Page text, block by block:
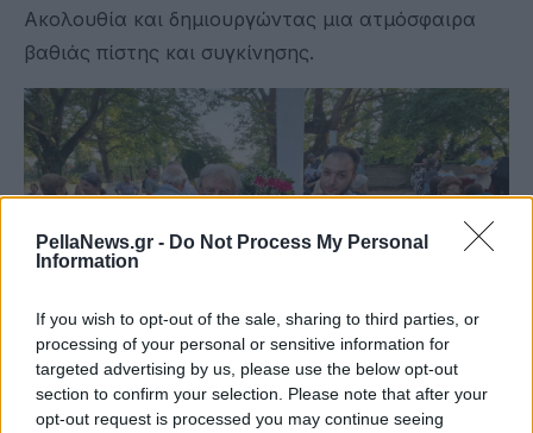
PellaNews.gr - Do Not Process My Personal
Information
If you wish to opt-out of the sale, sharing to third parties, or
processing of your personal or sensitive information for
targeted advertising by us, please use the below opt-out
section to confirm your selection. Please note that after your
opt-out request is processed you may continue seeing
Ακολουθία και δημιουργώντας μια ατμόσφαιρα
βαθιάς πίστης και συγκίνησης.